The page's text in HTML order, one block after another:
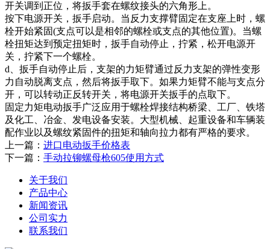
开关调到正位，将扳手套在螺纹接头的六角形上。
按下电源开关，扳手启动。当反力支撑臂固定在支座上时，螺
栓开始紧固(支点可以是相邻的螺栓或支点的其他位置)。当螺
栓扭矩达到预定扭矩时，扳手自动停止，拧紧，松开电源开
关，拧紧下一个螺栓。
d、扳手自动停止后，支架的力矩臂通过反力支架的弹性变形
力自动脱离支点，然后将扳手取下。如果力矩臂不能与支点分
开，可以转动正反转开关，将电源开关扳手的点取下。
固定力矩电动扳手广泛应用于螺栓焊接结构桥梁、工厂、铁塔
及化工、冶金、发电设备安装。大型机械、起重设备和车辆装
配作业以及螺纹紧固件的扭矩和轴向拉力都有严格的要求。
上一篇： 进口电动扳手价格表
下一篇： 手动拉铆螺母枪605使用方式
关于我们
产品中心
新闻资讯
公司实力
联系我们